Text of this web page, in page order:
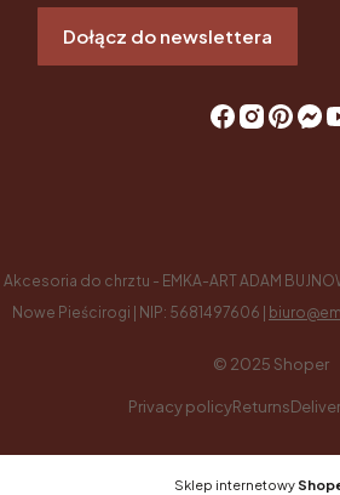
Dołącz do newslettera
Akcesoria do chrztu - EMKA-ART ADAM
Nowe Pieścirogi | NIP: 5681497606 |
© 2025 Shoper
Privacy policyReturns
Sklep internetowy